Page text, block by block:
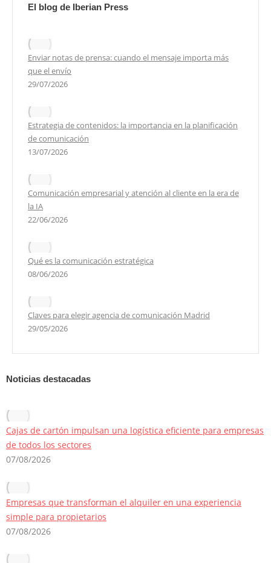
El blog de Iberian Press
Enviar notas de prensa: cuando el mensaje importa más
que el envío
29/07/2026
Estrategia de contenidos: la importancia en la planificación
de comunicación
13/07/2026
Comunicación empresarial y atención al cliente en la era de
la IA
22/06/2026
Qué es la comunicación estratégica
08/06/2026
Claves para elegir agencia de comunicación Madrid
29/05/2026
Noticias destacadas
Cajas de cartón impulsan una logística eficiente para empresas
de todos los sectores
07/08/2026
Empresas que transforman el alquiler en una experiencia
simple para propietarios
07/08/2026